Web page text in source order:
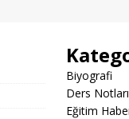
Biyografi
Ders Notları
Eğitim